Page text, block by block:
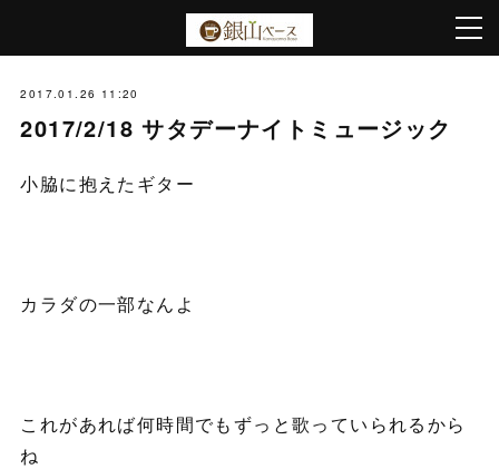
2017.01.26 11:20
2017/2/18 サタデーナイトミュージック
小脇に抱えたギター
カラダの一部なんよ
これがあれば何時間でもずっと歌っていられるから
ね